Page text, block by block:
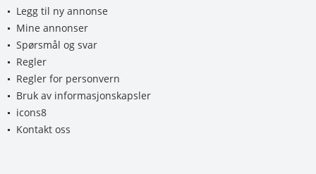
Legg til ny annonse
Mine annonser
Spørsmål og svar
Regler
Regler for personvern
Bruk av informasjonskapsler
icons8
Kontakt oss